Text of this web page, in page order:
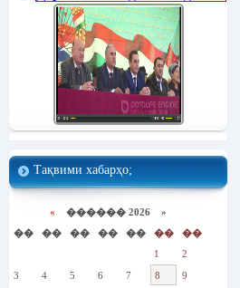
Тақвими хабарҳо;
« ������ 2026 »
��
�� �� �� �� ��
��
1
2
3
4 5 6 7 8
9